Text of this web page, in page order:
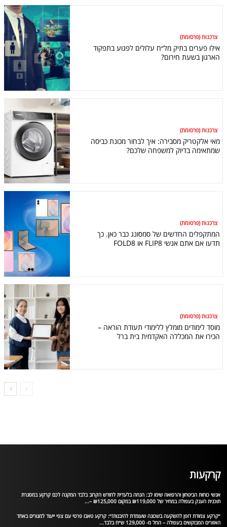
צרכנות (פרסומת)
אילו פערים בתיק מל״ח עלולים לפגוע בתפקוד
הארגון בשעת חירום?
צרכנות (פרסומת)
מאי אלקטריק מסבירה: איך לבחור מכונת כביסה
שמתאימה בדיוק למשפחה שלכם?
צרכנות (פרסומת)
המתקפלים החדשים של סמסונג כבר כאן. כך
תדעו אם אתם אנשי FLIP8 או FOLD8
צרכנות (פרסומת)
מוסד לימודים מומלץ ללימודי תעודת הוראה –
הכירו את המכללה האקדמית בית ברל
קרקעות
אנשי כוחות הביטחון והרפואה שימו לב: הנחה בלעדית לחודש הקרוב בלבד המקנה לכם קרקע במסגרת
תוכנית הענק בעפולה במחיר של ₪119,000 במקום ₪125,000 –...
״קרקע צמודת דופן להשקעה בשכונה שעומדת להיבנות!״: קרקע טאבו פרטי עם צפי ייעוד למגורים באחד
האזורים המבוקשים בעפולה – החל מ- 129,000 ש״ח בלבד...